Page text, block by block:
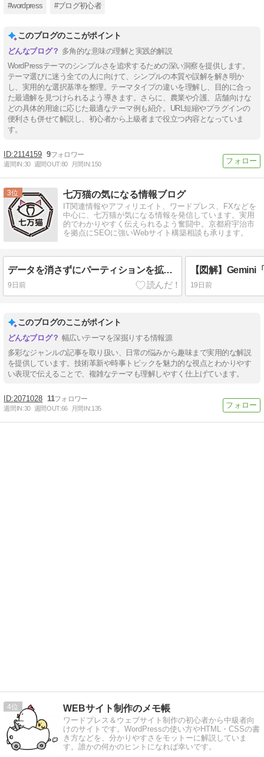
#wordpress #ブログ初心者
このブログのここがポイント
多角的な意味の理解と実践的解説
WordPressテーマのシンプルさを追求するための深い洞察を提供します。
テーマ選びに迷う全ての人に向けて、シンプルの本質や誤解を解き明か
し、実用的な選択基準を整理。テーマタイプの違いを理解し、目的に合っ
た最適解を見つけられるよう導きます。さらに、農業や介護、店舗向けな
どの具体的用途に応じた最適なテーマ例も紹介。URL短縮やプラグインの
便利さも併せて解説し、初心者から上級者まで役立つ内容となっていま
す。
2114159 9
週間IN:30 週間OUT:80 月間IN:150
3 七万猫の気になる情報ブログ
IT関連情報やアフィリエイト、ワードプレス、FXなどを
中心に、七万猫が気になる情報を発信しています。実用
的でわかりやすく伝えられるよう奮闘中。京都府宇治市
を拠点にSEOに強いWebサイト構築相談も承ります。
データを消さずにパーティションを拡張する方法｜Cドライブの容量不足を解決！
9日前 19日前
このブログのここがポイント
幅広いテーマを深掘りする情報源
多彩なジャンルの記事を取り扱い、日常の悩みから趣味まで実用的な解説
を提供しています。技術革新や時事トピックを魅力的な視点とわかりやす
い表現で伝えることで、複雑なテーマも理解しやすく仕上げています。
2071028 11
週間IN:30 週間OUT:66 月間IN:135
4 WEBサイト制作のメモ帳
ワードプレス＆ウェブサイト制作の初心者から中級者向
けのサイトです。WordPressの使い方やHTML・CSSの書
き方などを、分かりやすさをモットーに解説していま
す。誰かの何かのヒントになれば幸いです。